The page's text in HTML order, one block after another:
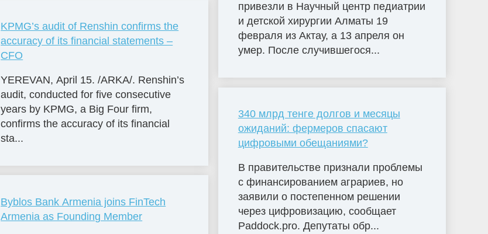
KPMG’s audit of Renshin confirms the
accuracy of its financial statements –
CFO
YEREVAN, April 15. /ARKA/. Renshin’s
audit, conducted for five consecutive
years by KPMG, a Big Four firm,
confirms the accuracy of its financial
sta...
Byblos Bank Armenia joins FinTech
Armenia as Founding Member
привезли в Научный центр педиатрии
и детской хирургии Алматы 19
февраля из Актау, а 13 апреля он
умер. После случившегося...
340 млрд тенге долгов и месяцы
ожиданий: фермеров спасают
цифровыми обещаниями?
В правительстве признали проблемы
с финансированием аграриев, но
заявили о постепенном решении
через цифровизацию, сообщает
Paddock.pro. Депутаты обр...